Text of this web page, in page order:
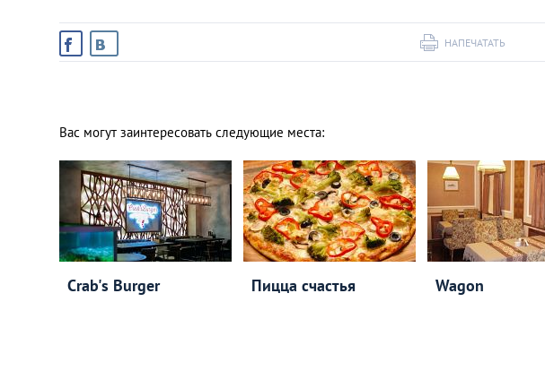
НАПЕЧАТАТЬ
Вас могут заинтересовать следующие места:
Crab's Burger Пицца счастья Wagon